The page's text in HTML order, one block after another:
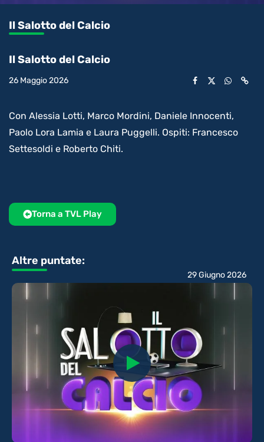
l’audio0.08%
Il Salotto del Calcio
Il Salotto del Calcio
26 Maggio 2026
Con Alessia Lotti, Marco Mordini, Daniele Innocenti,
Paolo Lora Lamia e Laura Puggelli. Ospiti: Francesco
Settesoldi e Roberto Chiti.
Torna a TVL Play
Altre puntate:
29 Giugno 2026